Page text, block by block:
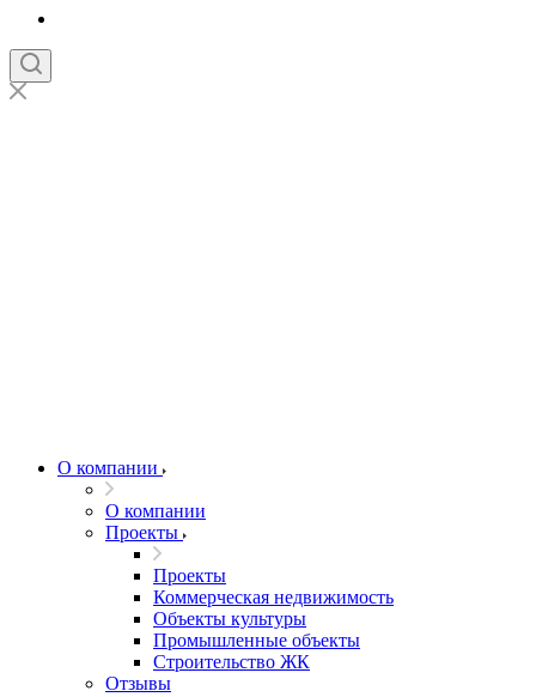
О компании
О компании
Проекты
Проекты
Коммерческая недвижимость
Объекты культуры
Промышленные объекты
Строительство ЖК
Отзывы